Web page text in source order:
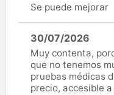
Se puede mejorar
30/07/2026
Muy contenta,
que no tenemos
pruebas médicas
precio, accesible